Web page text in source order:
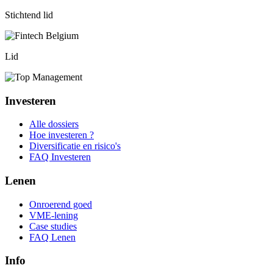
Stichtend lid
Lid
Investeren
Alle dossiers
Hoe investeren ?
Diversificatie en risico's
FAQ Investeren
Lenen
Onroerend goed
VME-lening
Case studies
FAQ Lenen
Info